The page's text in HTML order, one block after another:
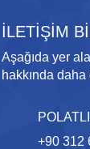
İLETİŞİM
Aşağıda yer
hakkında
+90 312